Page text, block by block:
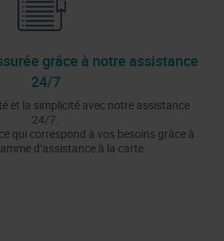
grâce à notre assistance
24/7
et la simplicité avec notre assistance
24/7.
qui correspond à vos besoins grâce à
d’assistance à la carte.